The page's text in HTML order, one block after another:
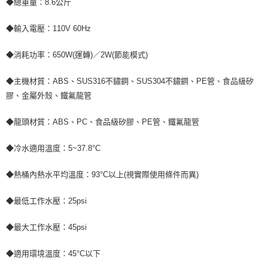
◆總重量：8.6公斤
◆輸入電壓：110V 60Hz
◆消耗功率：650W(運轉)／2W(節能模式)
◆主機材質：ABS、SUS316不鏽鋼、SUS304不鏽鋼、PE管、食品級矽
膠、金屬外殼、鐵氟龍管
◆龍頭材質：ABS、PC、食品級矽膠、PE管、鐵氟龍管
◆冷水適用溫度：5~37.8°C
◆熱桶內熱水平均溫度：93°C以上(視實際使用條件而異)
◆最低工作水壓：25psi
◆最大工作水壓：45psi
◆適用環境溫度：45°C以下